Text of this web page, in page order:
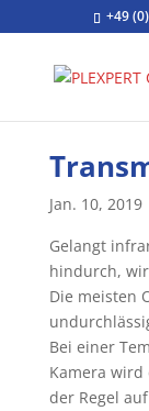
+49
Jan. 10, 2019
Gelangt
hindurch,
Die meisten
Bei einer
Kamera
der Regel